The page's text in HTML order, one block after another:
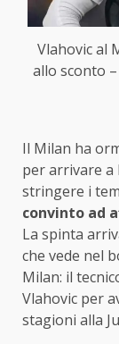
Vlahovic al
allo sconto
Il Milan ha
per arrivare a
stringere i
convinto ad
La spinta
che vede nel
Milan: il
Vlahovic per
stagioni alla